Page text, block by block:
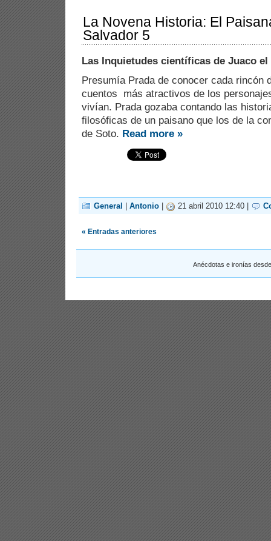
La Novena Historia: El
Salvador 5
Las Inquietudes científicas de Juaco el
Presumía Prada de conocer cada rincón
cuentos más atractivos de los
vivían. Prada gozaba contando las
filosóficas de un paisano que los de la
de Soto. Read more »
General Antonio 21 abril 2010 12:40 |
« Entradas anteriores
Anécdotas e ironías